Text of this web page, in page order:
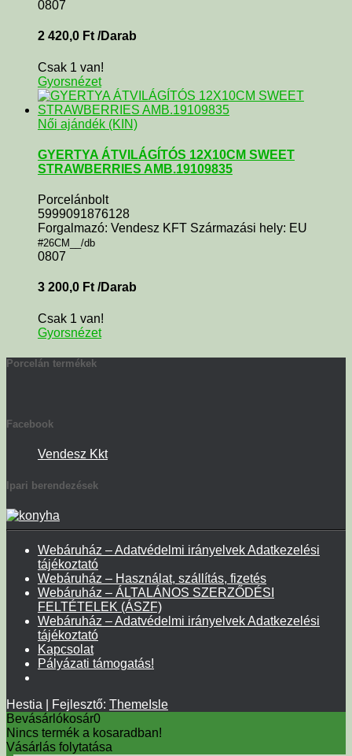
0807
2 420,0 Ft /Darab
Csak 1 van!
Gyorsnézet
Női ajándék (KIN)
GYERTYA ÁTVILÁGÍTÓS 12X10CM SWEET
STRAWBERRIES AMB.19109835
Porcelánbolt
5999091876128
Forgalmazó: Vendesz KFT Származási hely: EU
#26CM__/db
0807
3 200,0 Ft /Darab
Csak 1 van!
Gyorsnézet
Porcelán termékek
Facebook
Vendesz Kkt
Ipari berendezések
Webáruház – Adatvédelmi irányelvek Adatkezelési
tájékoztató
Webáruház – Használat, szállítás, fizetés
Webáruház – ÁLTALÁNOS SZERZŐDÉSI
FELTÉTELEK (ÁSZF)
Webáruház – Adatvédelmi irányelvek Adatkezelési
tájékoztató
Kapcsolat
Pályázati támogatás!
Hestia | Fejlesztő: ThemeIsle
Bevásárlókosár0
Nincs termék a kosaradban!
Vásárlás folytatása